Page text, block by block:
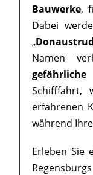
Bauwerke,
Dabei
„
Namen
Schifffahrt,
erfahrenen
während
Erleben Sie